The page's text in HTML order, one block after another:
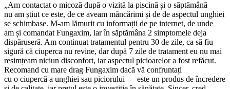
„Am contactat o micoză după o vizită la piscină și o săptămână
nu am știut ce este, de ce aveam mâncărimi și de de aspectul unghiei
se schimbase. M-am lămurit cu informații de pe internet, de unde
am și comandat Fungaxim, iar în săptămâna 2 simptomele deja
dispăruseră. Am continuat tratamentul pentru 30 de zile, ca să fiu
sigură că ciuperca nu revine, dar după 7 zile de tratament eu nu mai
resimțeam niciun disconfort, iar aspectul picioarelor a fost refăcut.
Recomand cu mare drag Fungaxim dacă vă confruntați
cu o ciupercă a unghiei sau piciorului — este un produs de încredere